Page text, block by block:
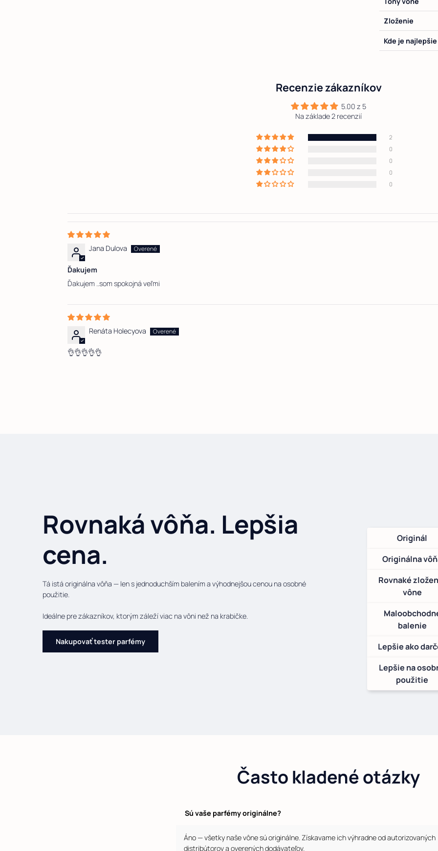
Rodina vôní:
Zloženie
Kde je
Recenzie zákazníkov
5.00 z 5
Na základe 2 recenzií
2
0
0
0
0
Jana Dulova
Ďakujem
Ďakujem ..som spokojná veľmi
Renáta Holecyova
👌👌👌👌👌
Rovnaká vôňa. Lepšia
cena.
Tá istá originálna vôňa — len s jednoduchším balením a výhodnejšou cenou na osobné
použitie.
Ideálne pre zákazníkov, ktorým záleží viac na vôni než na krabičke.
Nakupovať tester parfémy
Originál
Originálna
Rovnaké
vône
balenie
Lepšie ako
Lepšie na
použitie
Často kladené otázky
Sú vaše parfémy originálne?
Áno — všetky naše vône sú originálne. Získavame ich výhradne od autorizovaných
distribútorov a overených dodávateľov.